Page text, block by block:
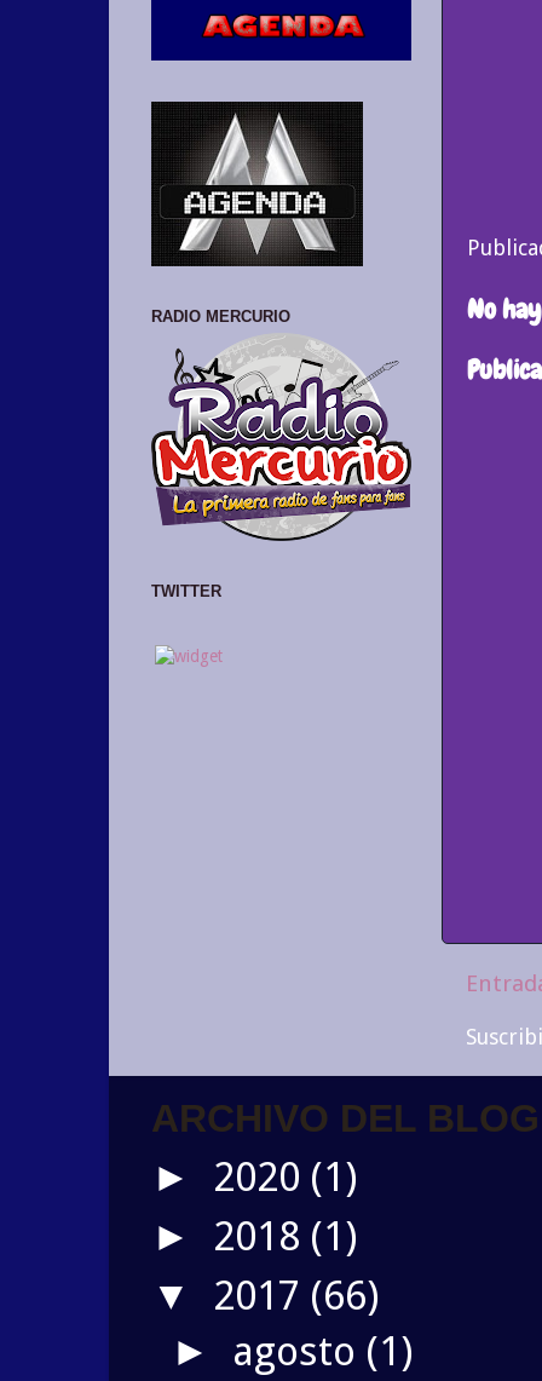
No
RADIO MERCURIO
TWITTER
ARCHIVO DEL BLOG
► 2020 (1)
► 2018 (1)
▼ 2017 (66)
► agosto (1)